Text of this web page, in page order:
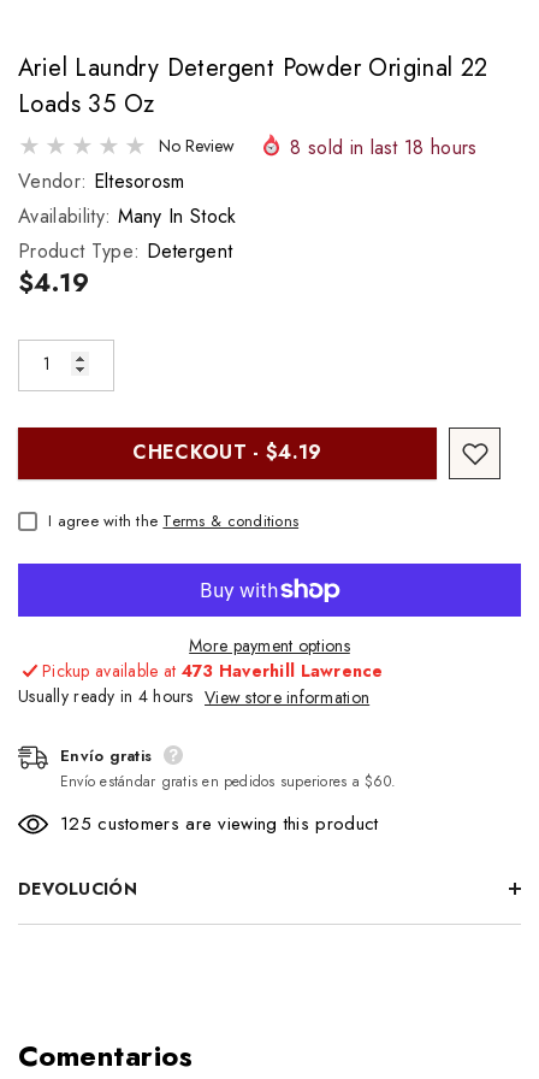
Ariel Laundry Detergent Powder Original 22
Loads 35 Oz
No Review 8 sold in last 18 hours
Vendor: Eltesorosm
Availability: Many In Stock
Product Type: Detergent
$4.19
CHECKOUT - $4.19
I agree with the Terms & conditions
More payment options
Pickup available at 473 Haverhill Lawrence
Usually ready in 4 hours View store information
Envío gratis
Envío estándar gratis en pedidos superiores a $60.
125 customers are viewing this product
DEVOLUCIÓN
Comentarios